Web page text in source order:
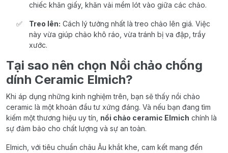
chiếc khăn giấy, khăn vải mềm lót vào giữa các chảo.
Treo lên: Cách lý tưởng nhất là treo chảo lên giá. Việc
này vừa giúp chảo khô ráo, vừa tránh bị va đập, trầy
xước.
Tại sao nên chọn Nồi chảo chống
dính Ceramic Elmich?
Khi áp dụng những kinh nghiệm trên, bạn sẽ thấy nồi chảo
ceramic là một khoản đầu tư xứng đáng. Và nếu bạn đang tìm
kiếm một thương hiệu uy tín, nồi chảo ceramic Elmich chính là
sự đảm bảo cho chất lượng và sự an toàn.
Elmich, với tiêu chuẩn châu Âu khắt khe, cam kết mang đến